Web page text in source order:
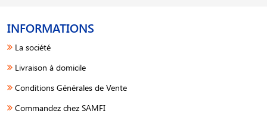
INFORMATIONS
La société
Livraison à domicile
Conditions Générales de Vente
Commandez chez SAMFI